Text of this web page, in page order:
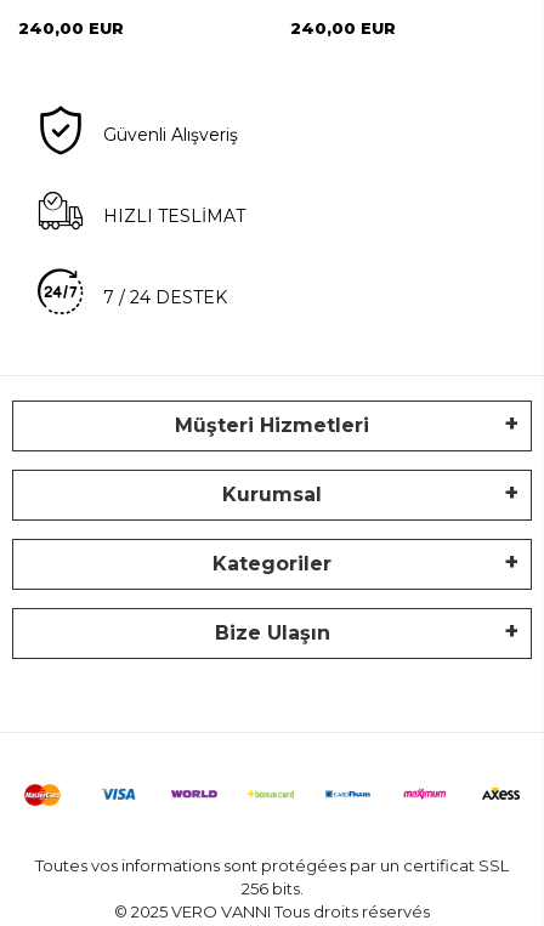
240,00 EUR 240,00 EUR
Güvenli Alışveriş
HIZLI TESLİMAT
7 / 24 DESTEK
Müşteri Hizmetleri
Kurumsal
Kategoriler
Bize Ulaşın
Toutes vos informations sont protégées par un certificat SSL
256 bits.
© 2025 VERO VANNI Tous droits réservés